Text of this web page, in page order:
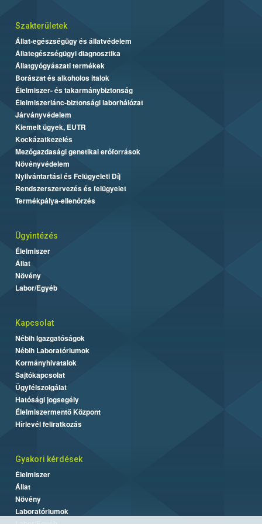
Szakterületek
Állat-egészségügy és állatvédelem
Állategészségügyi diagnosztika
Állatgyógyászati termékek
Borászat és alkoholos italok
Élelmiszer- és takarmánybiztonság
Élelmiszerlánc-biztonsági laborhálózat
Járványvédelem
Kiemelt ügyek, EUTR
Kockázatkezelés
Mezőgazdasági genetikai erőforrások
Növényvédelem
Nyilvántartási és Felügyeleti Díj
Rendszerszervezés és felügyelet
Termékpálya-ellenőrzés
Ügyintézés
Élelmiszer
Állat
Növény
Labor/Egyéb
Kapcsolat
Nébih Igazgatóságok
Nébih Laboratóriumok
Kormányhivatalok
Sajtókapcsolat
Ügyfélszolgálat
Hatósági jogsegély
Élelmiszermentő Központ
Hírlevél feliratkozás
Gyakori kérdések
Élelmiszer
Állat
Növény
Laboratóriumok